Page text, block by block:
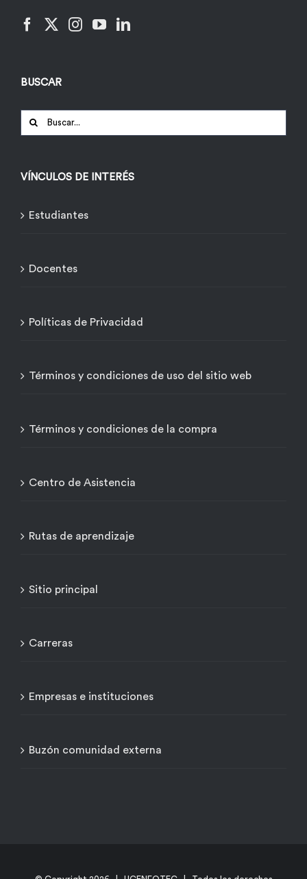
BUSCAR
Buscar:
VÍNCULOS DE INTERÉS
Estudiantes
Docentes
Políticas de Privacidad
Términos y condiciones de uso del sitio web
Términos y condiciones de la compra
Centro de Asistencia
Rutas de aprendizaje
Sitio principal
Carreras
Empresas e instituciones
Buzón comunidad externa